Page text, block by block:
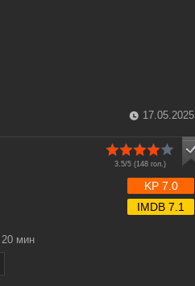
17.05.2025
3.5/5 (148гол.)
20 мин
KP 7.0
IMDB 7.1